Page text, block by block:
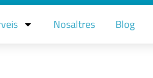
Nosaltres Blog